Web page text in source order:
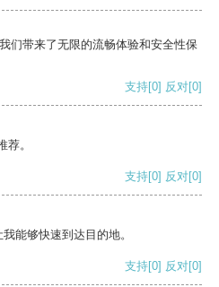
们带来了无限的流畅体验和安全性保
支持[0] 反对[0]
。
支持[0] 反对[0]
能够快速到达目的地。
支持[0] 反对[0]